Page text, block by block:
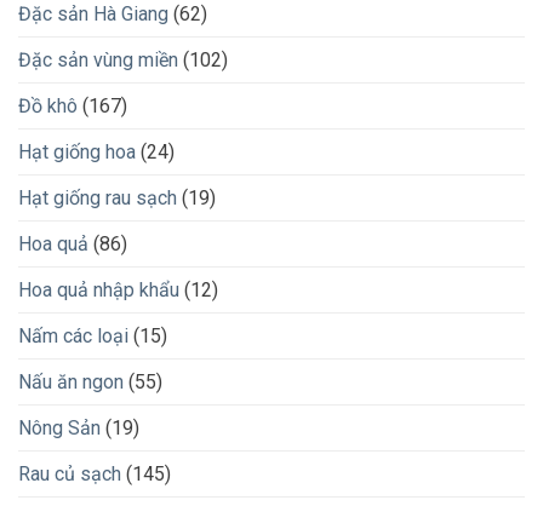
Đặc sản Hà Giang (62)
Đặc sản vùng miền (102)
Đồ khô (167)
Hạt giống hoa (24)
Hạt giống rau sạch (19)
Hoa quả (86)
Hoa quả nhập khẩu (12)
Nấm các loại (15)
Nấu ăn ngon (55)
Nông Sản (19)
Rau củ sạch (145)